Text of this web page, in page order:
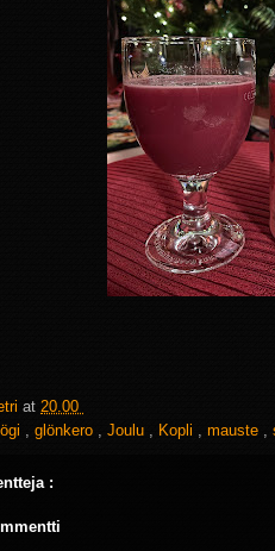
at 20.00
glönkero Joulu Kopli mauste
: